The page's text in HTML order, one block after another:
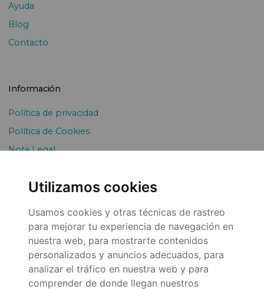
Utilizamos cookies
Usamos cookies y otras técnicas de rastreo
para mejorar tu experiencia de navegación en
nuestra web, para mostrarte contenidos
personalizados y anuncios adecuados, para
analizar el tráfico en nuestra web y para
comprender de donde llegan nuestros
Ayuda
Blog
Contacto
Información
Política de privacidad
Política de Cookies
Nota Legal
Pago Fraccionado